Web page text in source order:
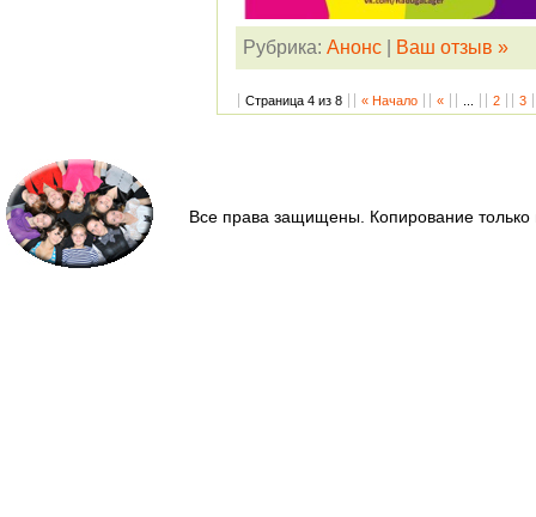
Рубрика: Анонс| Ваш отзыв »
Страница 4 из 8 « Начало « 2 3
Все права защищены. Копирование только